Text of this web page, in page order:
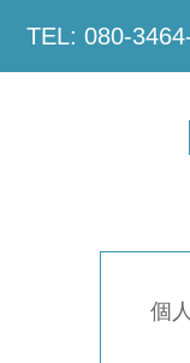
TEL: 080-
個